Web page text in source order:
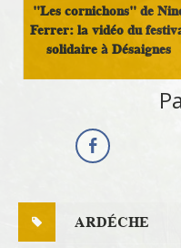
autour du Doux
"Les cornichons" de
Ferrer: la vidéo du
solidaire à Désaignes
ARDÉCHE